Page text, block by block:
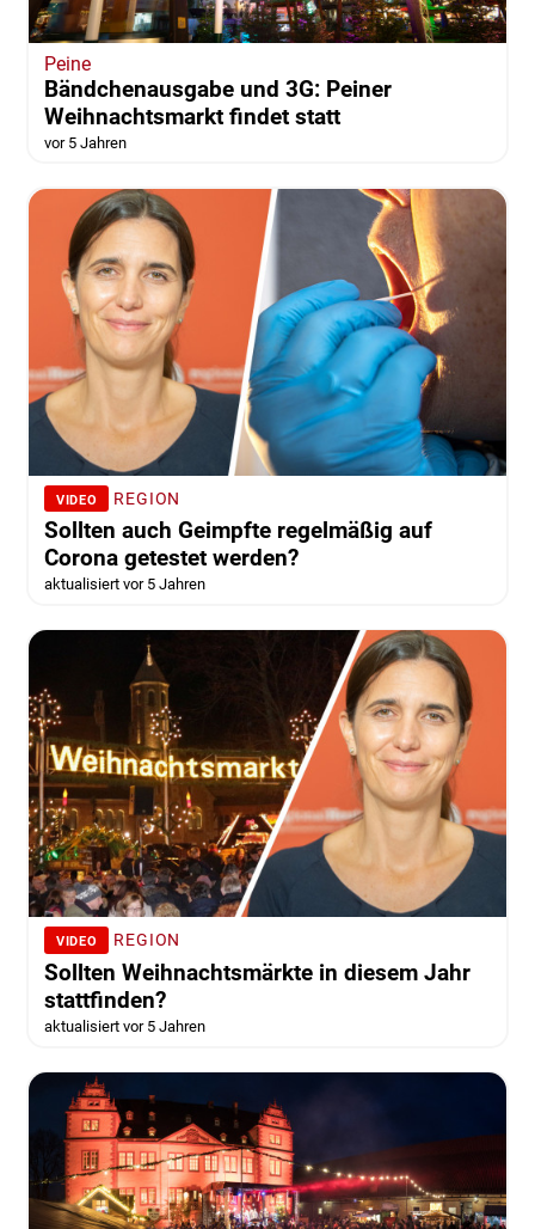
Peine
Bändchenausgabe und 3G: Peiner
Weihnachtsmarkt findet statt
vor 5 Jahren
VIDEO REGION
Sollten auch Geimpfte regelmäßig auf
Corona getestet werden?
aktualisiert vor 5 Jahren
VIDEO REGION
Sollten Weihnachtsmärkte in diesem Jahr
stattfinden?
aktualisiert vor 5 Jahren